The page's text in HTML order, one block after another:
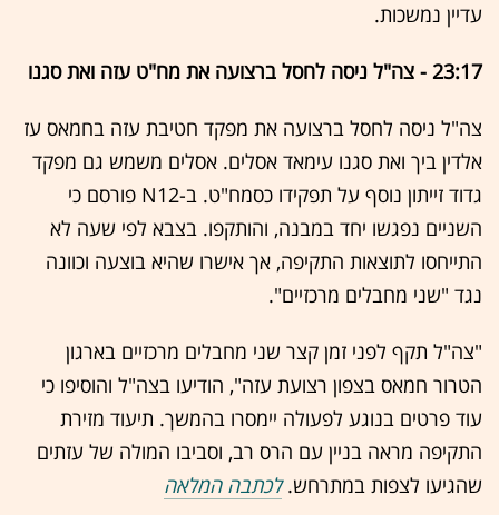
עדיין נמשכות.
23:17 - צה"ל ניסה לחסל ברצועה את מח"ט עזה ואת סגנו
צה"ל ניסה לחסל ברצועה את מפקד חטיבת עזה בחמאס עז
אלדין ביך ואת סגנו עימאד אסלים. אסלים משמש גם מפקד
גדוד זייתון נוסף על תפקידו כסמח"ט. ב-N12 פורסם כי
השניים נפגשו יחד במבנה, והותקפו. בצבא לפי שעה לא
התייחסו לתוצאות התקיפה, אך אישרו שהיא בוצעה וכוונה
נגד "שני מחבלים מרכזיים".
"צה"ל תקף לפני זמן קצר שני מחבלים מרכזיים בארגון
הטרור חמאס בצפון רצועת עזה", הודיעו בצה"ל והוסיפו כי
עוד פרטים בנוגע לפעולה יימסרו בהמשך. תיעוד מזירת
התקיפה מראה בניין עם הרס רב, וסביבו המולה של עזתים
שהגיעו לצפות במתרחש.לכתבה המלאה